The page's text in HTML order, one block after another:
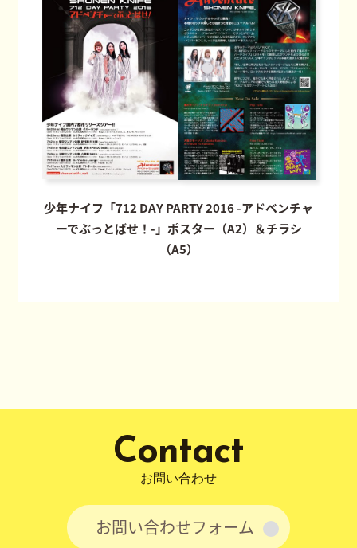
少年ナイフ「712 DAY PARTY 2016 -アドベンチャ
ーでぶっとばせ！-」ポスター（A2）＆チラシ
（A5）
Contact
お問い合わせ
お問い合わせフォーム